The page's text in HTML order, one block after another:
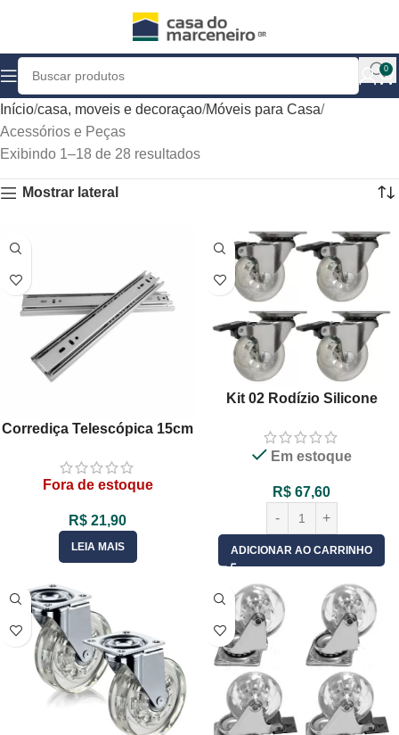
0
Início casa, moveis e decoraçao Móveis para Casa
Acessórios e Peças
Exibindo 1–18 de 28 resultados
Mostrar lateral
Corrediça Telescópica 15cm
Fora de estoque
R$ 21,90
LEIA MAIS
Kit 02 Rodízio Silicone
Giratório Com Freio
Em estoque
R$ 67,60
ADICIONAR AO CARRINHO